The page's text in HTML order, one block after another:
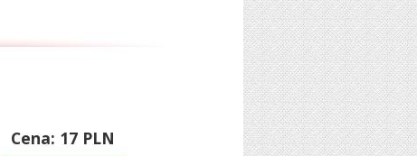
Cena: 17 PLN